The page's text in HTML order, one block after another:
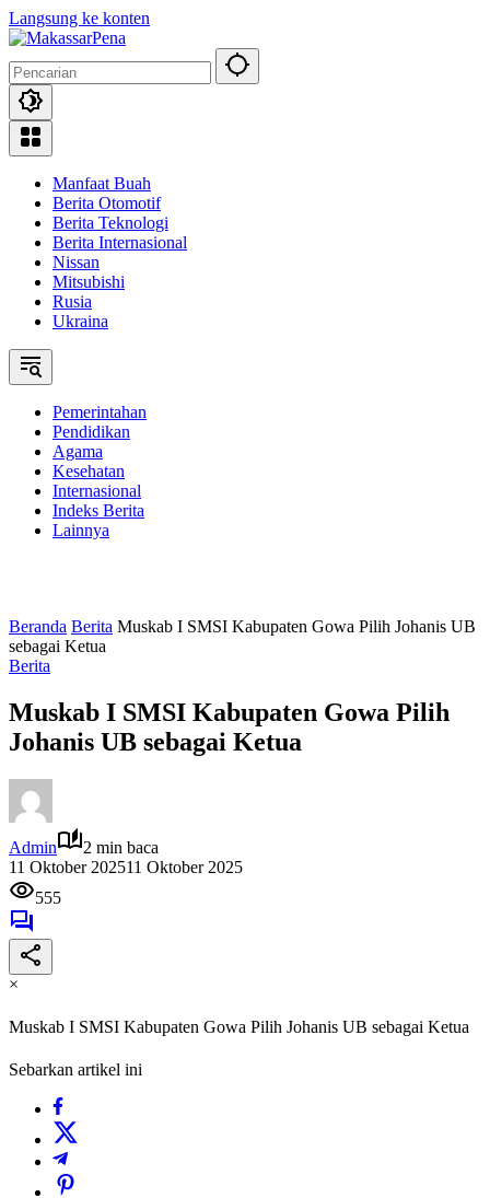
Langsung ke konten
Manfaat Buah
Berita Otomotif
Berita Teknologi
Berita Internasional
Nissan
Mitsubishi
Rusia
Ukraina
Pemerintahan
Pendidikan
Agama
Kesehatan
Internasional
Indeks Berita
Lainnya
Beranda Berita Muskab I SMSI Kabupaten Gowa Pilih Johanis UB
sebagai Ketua
Berita
Muskab I SMSI Kabupaten Gowa Pilih
Johanis UB sebagai Ketua
Admin
2 min baca
11 Oktober 202511 Oktober 2025
555
×
Muskab I SMSI Kabupaten Gowa Pilih Johanis UB sebagai Ketua
Sebarkan artikel ini